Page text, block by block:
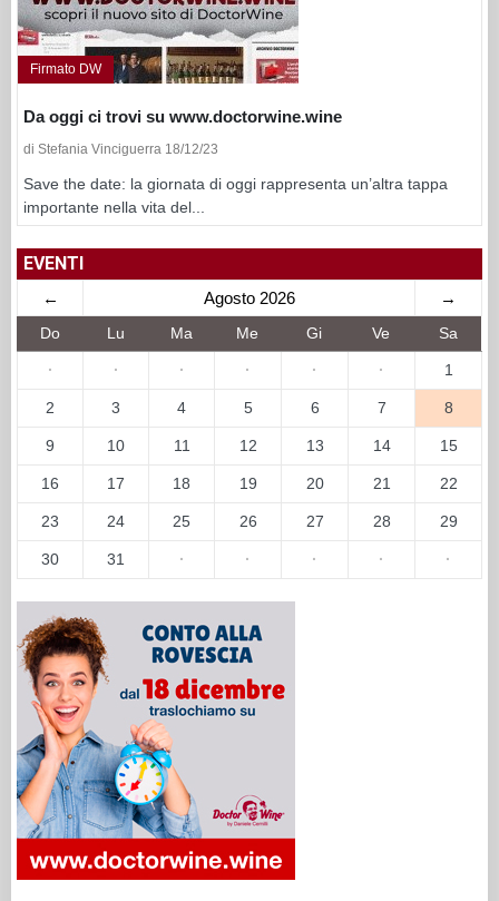
Firmato DW
Da oggi ci trovi su www.doctorwine.wine
di Stefania Vinciguerra 18/12/23
Save the date: la giornata di oggi rappresenta un’altra tappa
importante nella vita del...
EVENTI
← Agosto 2026 →
Do Lu Ma Me Gi Ve Sa
· · · · · · 1
2 3 4 5 6 7 8
9 10 11 12 13 14 15
16 17 18 19 20 21 22
23 24 25 26 27 28 29
30 31 · · · · ·